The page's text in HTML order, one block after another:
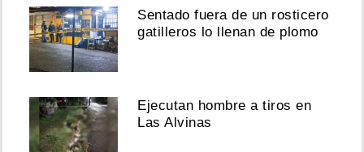
Sentado fuera de un rosticero
gatilleros lo llenan de plomo
Ejecutan hombre a tiros en
Las Alvinas